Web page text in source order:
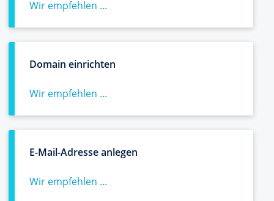
Wir empfehlen ...
Domain einrichten
Wir empfehlen ...
E-Mail-Adresse anlegen
Wir empfehlen ...